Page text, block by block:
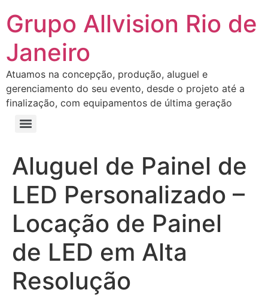
Grupo Allvision Rio de
Janeiro
Atuamos na concepção, produção, aluguel e
gerenciamento do seu evento, desde o projeto até a
finalização, com equipamentos de última geração
Aluguel de Painel de
LED Personalizado –
Locação de Painel
de LED em Alta
Resolução